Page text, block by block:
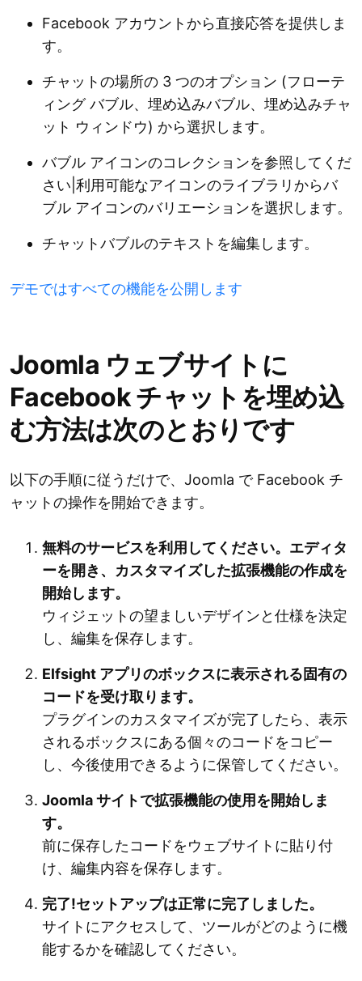
Facebook アカウントから直接応答を提供しま
す。
チャットの場所の 3 つのオプション (フローテ
ィング バブル、埋め込みバブル、埋め込みチャ
ット ウィンドウ) から選択します。
バブル アイコンのコレクションを参照してくだ
さい|利用可能なアイコンのライブラリからバ
ブル アイコンのバリエーションを選択します。
チャットバブルのテキストを編集します。
デモではすべての機能を公開します
Joomla ウェブサイトに
Facebook チャットを埋め込
む方法は次のとおりです
以下の手順に従うだけで、Joomla で Facebook チ
ャットの操作を開始できます。
無料のサービスを利用してください。エディタ
ーを開き、カスタマイズした拡張機能の作成を
開始します。
ウィジェットの望ましいデザインと仕様を決定
し、編集を保存します。
Elfsight アプリのボックスに表示される固有の
コードを受け取ります。
プラグインのカスタマイズが完了したら、表示
されるボックスにある個々のコードをコピー
し、今後使用できるように保管してください。
Joomla サイトで拡張機能の使用を開始しま
す。
前に保存したコードをウェブサイトに貼り付
け、編集内容を保存します。
完了!セットアップは正常に完了しました。
サイトにアクセスして、ツールがどのように機
能するかを確認してください。